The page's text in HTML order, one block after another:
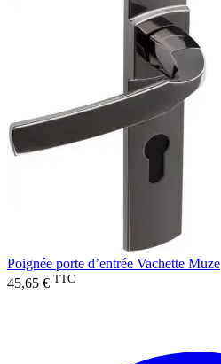
Poignée porte d’entrée Vachette Muze
45,65 € TTC